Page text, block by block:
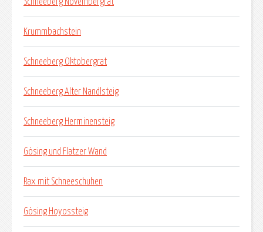
Krummbachstein
Schneeberg Oktobergrat
Schneeberg Alter Nandlsteig
Schneeberg Herminensteig
Gösing und Flatzer Wand
Rax mit Schneeschuhen
Gösing Hoyossteig